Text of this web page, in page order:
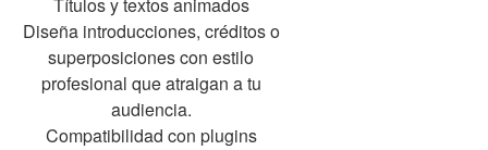
Títulos y textos animados
Diseña introducciones, créditos o
superposiciones con estilo
profesional que atraigan a tu
audiencia.
Compatibilidad con plugins